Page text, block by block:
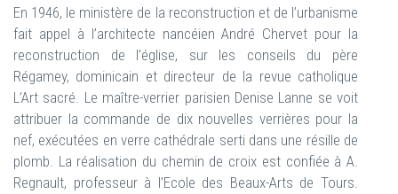
En 1946, le ministère de la reconstruction et de l’urbanisme
fait appel à l’architecte nancéien André Chervet pour la
reconstruction de l’église, sur les conseils du père
Régamey, dominicain et directeur de la revue catholique
L’Art sacré. Le maître-verrier parisien Denise Lanne se voit
attribuer la commande de dix nouvelles verrières pour la
nef, exécutées en verre cathédrale serti dans une résille de
plomb. La réalisation du chemin de croix est confiée à A.
Regnault, professeur à l’Ecole des Beaux-Arts de Tours.